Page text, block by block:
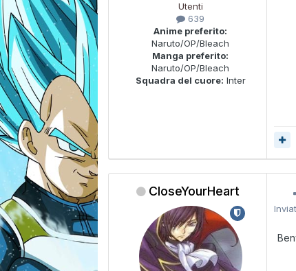
Utenti
639
Anime preferito:
Naruto/OP/Bleach
Manga preferito:
Naruto/OP/Bleach
Squadra del cuore: Inter
CloseYourHeart